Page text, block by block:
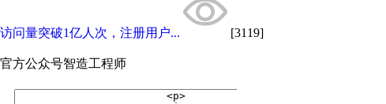
访问量突破1亿人次，注册用户... [3119]
官方公众号智造工程师